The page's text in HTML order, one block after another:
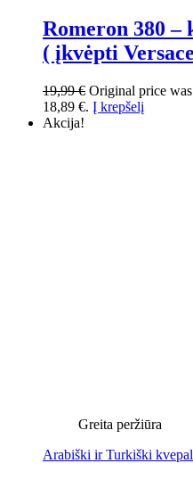
Romeron 380 –
( įkvėpti
19,99€ Original price
18,89 €. Į krepšelį
Akcija!
Greita peržiūra
Arabiški ir Turkiški